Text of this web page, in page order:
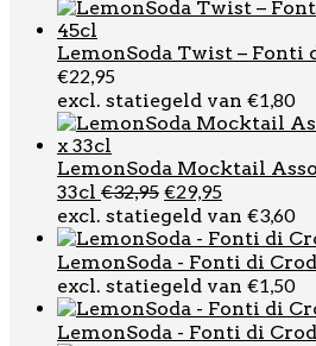
LemonSoda Twist – Fonti
€22,95
excl. statiegeld van €1,80
LemonSoda Mocktail
33cl €32,95 Oorspronkelijke
prijs
was:
€32,95.
€29,95Huidige
prijs
is:
€29,95.
excl. statiegeld van €3,60
LemonSoda - Fonti di
excl. statiegeld van €1,50
LemonSoda - Fonti di